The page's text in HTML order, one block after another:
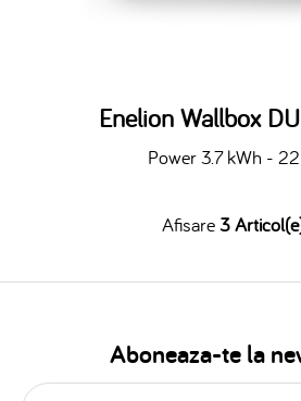
Enelion Wallbox
Power 3.7 kWh -
Afisare3
Aboneaza-te la